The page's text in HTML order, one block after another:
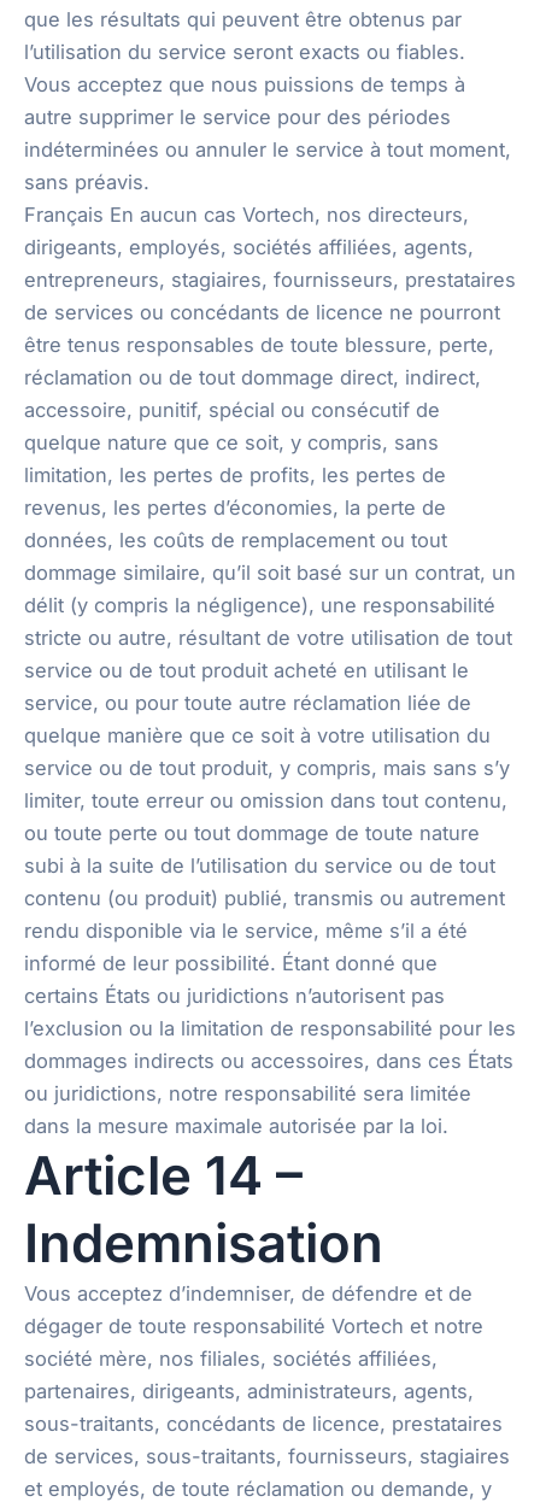
que les résultats qui peuvent être obtenus par
l’utilisation du service seront exacts ou fiables.
Vous acceptez que nous puissions de temps à
autre supprimer le service pour des périodes
indéterminées ou annuler le service à tout moment,
sans préavis.
Français En aucun cas Vortech, nos directeurs,
dirigeants, employés, sociétés affiliées, agents,
entrepreneurs, stagiaires, fournisseurs, prestataires
de services ou concédants de licence ne pourront
être tenus responsables de toute blessure, perte,
réclamation ou de tout dommage direct, indirect,
accessoire, punitif, spécial ou consécutif de
quelque nature que ce soit, y compris, sans
limitation, les pertes de profits, les pertes de
revenus, les pertes d’économies, la perte de
données, les coûts de remplacement ou tout
dommage similaire, qu’il soit basé sur un contrat, un
délit (y compris la négligence), une responsabilité
stricte ou autre, résultant de votre utilisation de tout
service ou de tout produit acheté en utilisant le
service, ou pour toute autre réclamation liée de
quelque manière que ce soit à votre utilisation du
service ou de tout produit, y compris, mais sans s’y
limiter, toute erreur ou omission dans tout contenu,
ou toute perte ou tout dommage de toute nature
subi à la suite de l’utilisation du service ou de tout
contenu (ou produit) publié, transmis ou autrement
rendu disponible via le service, même s’il a été
informé de leur possibilité. Étant donné que
certains États ou juridictions n’autorisent pas
l’exclusion ou la limitation de responsabilité pour les
dommages indirects ou accessoires, dans ces États
ou juridictions, notre responsabilité sera limitée
dans la mesure maximale autorisée par la loi.
Article 14 –
Indemnisation
Vous acceptez d’indemniser, de défendre et de
dégager de toute responsabilité Vortech et notre
société mère, nos filiales, sociétés affiliées,
partenaires, dirigeants, administrateurs, agents,
sous-traitants, concédants de licence, prestataires
de services, sous-traitants, fournisseurs, stagiaires
et employés, de toute réclamation ou demande, y